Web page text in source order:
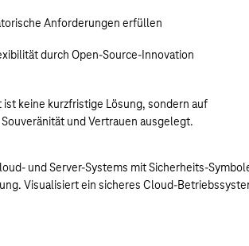
Anforderungen erfüllen
durch Open-Source-Innovation
keine kurzfristige Lösung, sondern auf
und Vertrauen ausgelegt.